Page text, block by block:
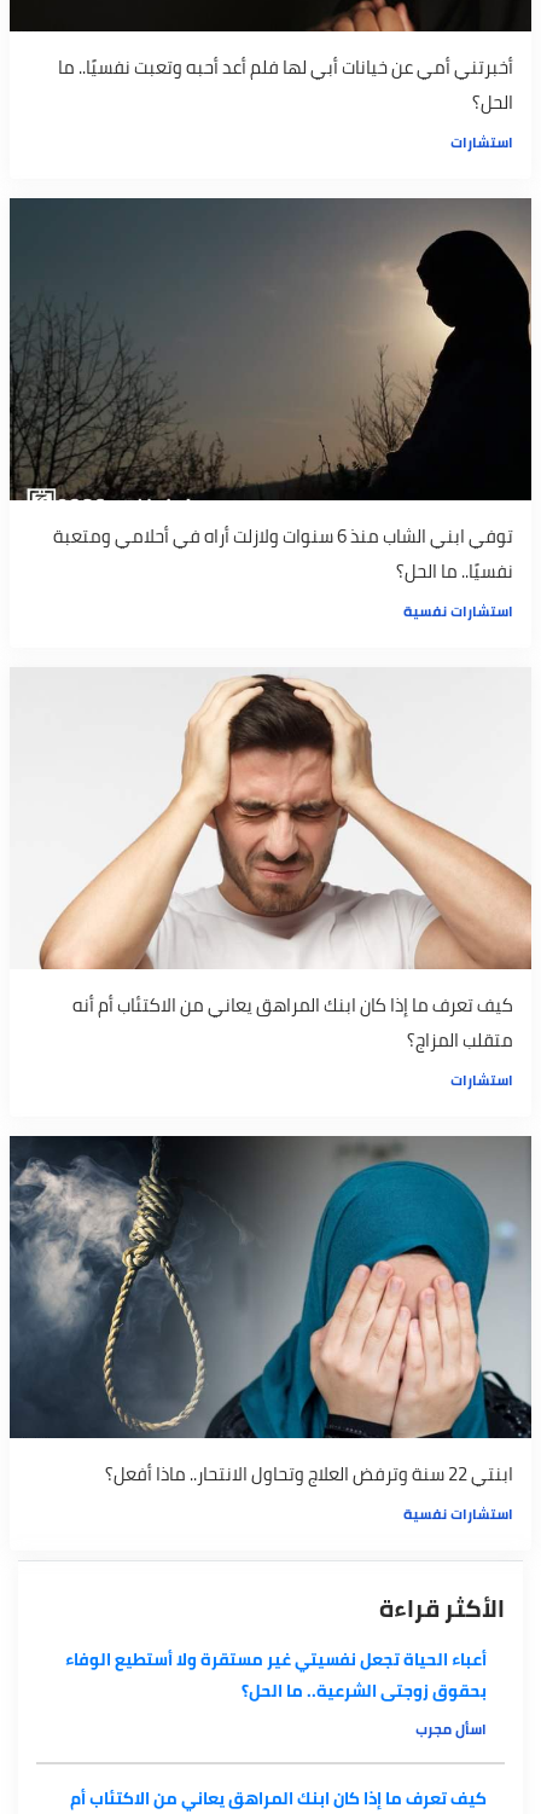
أخبرتني أمي عن خيانات أبي لها فلم أعد أحبه وتعبت نفسيًا.. ما
الحل؟
استشارات
توفي ابني الشاب منذ 6 سنوات ولازلت أراه في أحلامي ومتعبة
نفسيًا.. ما الحل؟
استشارات نفسية
كيف تعرف ما إذا كان ابنك المراهق يعاني من الاكتئاب أم أنه
متقلب المزاج؟
استشارات
ابنتي 22 سنة وترفض العلاج وتحاول الانتحار.. ماذا أفعل؟
استشارات نفسية
الأكثر قراءة
أعباء الحياة تجعل نفسيتي غير مستقرة ولا أستطيع الوفاء
بحقوق زوجتى الشرعية.. ما الحل؟
اسأل مجرب
كيف تعرف ما إذا كان ابنك المراهق يعاني من الاكتئاب أم